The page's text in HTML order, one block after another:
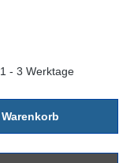
- 3 Werktage